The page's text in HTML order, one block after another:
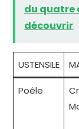
du quatre
découvrir
USTENSILE
Poêle